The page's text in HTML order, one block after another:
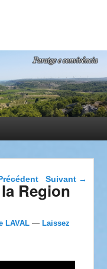
e Convivència
Navigation dans les
articles
Suivant →
Region
LAVAL —Laissez